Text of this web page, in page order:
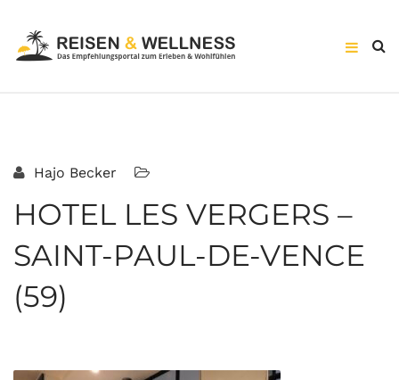
Hajo Becker
HOTEL LES VERGERS –
SAINT-PAUL-DE-VENCE
(59)